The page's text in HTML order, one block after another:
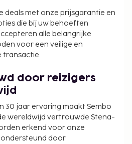
deals met onze prijsgarantie en
die bij uw behoeften
alle belangrijke
voor een veilige en
transactie.
door reizigers
30 jaar ervaring maakt Sembo
wereldwijd vertrouwde Stena-
erkend voor onze
door